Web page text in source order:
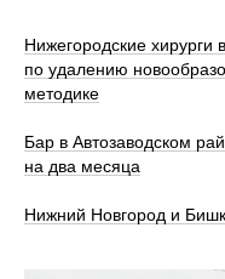
Нижегородские
по удалению
методике
Бар в Автозаводском
на два месяца
Нижний Новгород и